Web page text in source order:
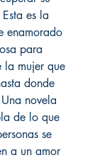
es la
enamorado
para
la mujer que
donde
novela
de lo que
se
a un amor